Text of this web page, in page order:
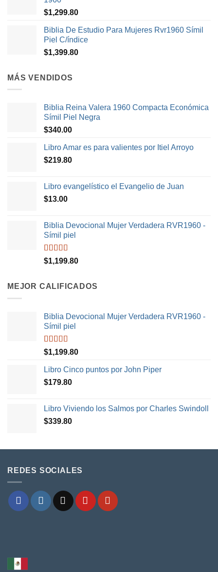
$1,299.80
Biblia De Estudio Para Mujeres Rvr1960 Símil
Piel C/índice
$1,399.80
MÁS VENDIDOS
Biblia Reina Valera 1960 Compacta Económica
Símil Piel Negra
$340.00
Libro Amar es para valientes por Itiel Arroyo
$219.80
Libro evangelístico el Evangelio de Juan
$13.00
Biblia Devocional Mujer Verdadera RVR1960 -
Símil piel
Valorado en
5.00
$1,199.80
MEJOR CALIFICADOS
Biblia Devocional Mujer Verdadera RVR1960 -
Símil piel
Valorado en
5.00
$1,199.80
Libro Cinco puntos por John Piper
$179.80
Libro Viviendo los Salmos por Charles Swindoll
$339.80
REDES SOCIALES